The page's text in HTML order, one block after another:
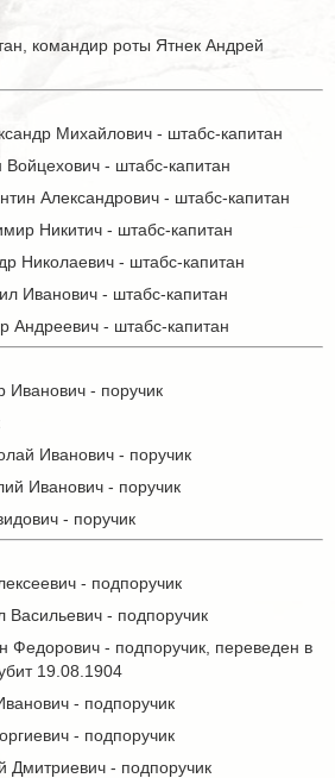
командир роты Ятнек Андрей
Михайлович - штабс-капитан
Войцехович - штабс-капитан
Александрович - штабс-капитан
Никитич - штабс-капитан
Николаевич - штабс-капитан
Иванович - штабс-капитан
Андреевич - штабс-капитан
Иванович - поручик
Иванович - поручик
Иванович - поручик
- поручик
- подпоручик
Васильевич - подпоручик
Федорович - подпоручик, переведен в
19.08.1904
- подпоручик
- подпоручик
Дмитриевич - подпоручик